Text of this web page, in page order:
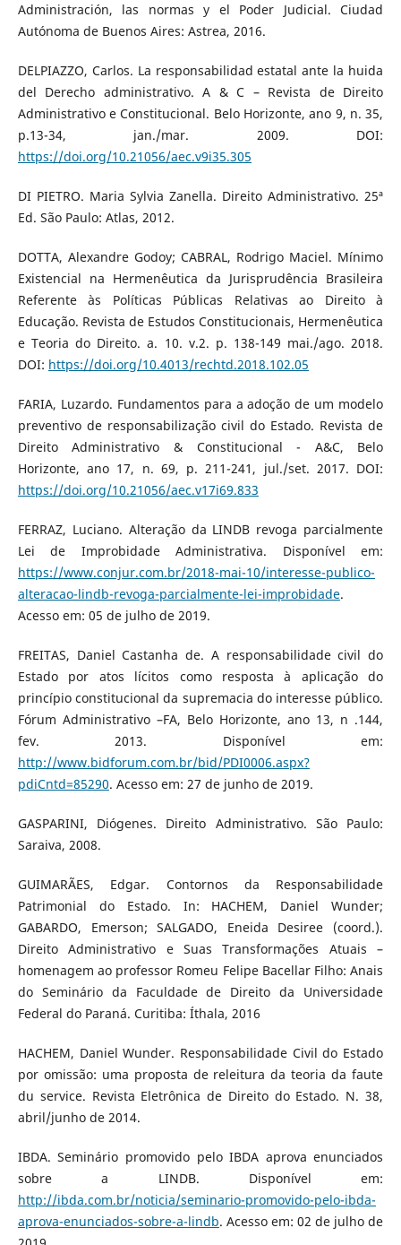
Administración, las normas y el Poder Judicial. Ciudad
Autónoma de Buenos Aires: Astrea, 2016.
DELPIAZZO, Carlos. La responsabilidad estatal ante la huida
del Derecho administrativo. A & C – Revista de Direito
Administrativo e Constitucional. Belo Horizonte, ano 9, n. 35,
p.13-34, jan./mar. 2009. DOI:
https://doi.org/10.21056/aec.v9i35.305
DI PIETRO. Maria Sylvia Zanella. Direito Administrativo. 25ª
Ed. São Paulo: Atlas, 2012.
DOTTA, Alexandre Godoy; CABRAL, Rodrigo Maciel. Mínimo
Existencial na Hermenêutica da Jurisprudência Brasileira
Referente às Políticas Públicas Relativas ao Direito à
Educação. Revista de Estudos Constitucionais, Hermenêutica
e Teoria do Direito. a. 10. v.2. p. 138-149 mai./ago. 2018.
DOI: https://doi.org/10.4013/rechtd.2018.102.05
FARIA, Luzardo. Fundamentos para a adoção de um modelo
preventivo de responsabilização civil do Estado. Revista de
Direito Administrativo & Constitucional - A&C, Belo
Horizonte, ano 17, n. 69, p. 211-241, jul./set. 2017. DOI:
https://doi.org/10.21056/aec.v17i69.833
FERRAZ, Luciano. Alteração da LINDB revoga parcialmente
Lei de Improbidade Administrativa. Disponível em:
https://www.conjur.com.br/2018-mai-10/interesse-publico-
alteracao-lindb-revoga-parcialmente-lei-improbidade.
Acesso em: 05 de julho de 2019.
FREITAS, Daniel Castanha de. A responsabilidade civil do
Estado por atos lícitos como resposta à aplicação do
princípio constitucional da supremacia do interesse público.
Fórum Administrativo –FA, Belo Horizonte, ano 13, n .144,
fev. 2013. Disponível em:
http://www.bidforum.com.br/bid/PDI0006.aspx?
pdiCntd=85290. Acesso em: 27 de junho de 2019.
GASPARINI, Diógenes. Direito Administrativo. São Paulo:
Saraiva, 2008.
GUIMARÃES, Edgar. Contornos da Responsabilidade
Patrimonial do Estado. In: HACHEM, Daniel Wunder;
GABARDO, Emerson; SALGADO, Eneida Desiree (coord.).
Direito Administrativo e Suas Transformações Atuais –
homenagem ao professor Romeu Felipe Bacellar Filho: Anais
do Seminário da Faculdade de Direito da Universidade
Federal do Paraná. Curitiba: Íthala, 2016
HACHEM, Daniel Wunder. Responsabilidade Civil do Estado
por omissão: uma proposta de releitura da teoria da faute
du service. Revista Eletrônica de Direito do Estado. N. 38,
abril/junho de 2014.
IBDA. Seminário promovido pelo IBDA aprova enunciados
sobre a LINDB. Disponível em:
http://ibda.com.br/noticia/seminario-promovido-pelo-ibda-
aprova-enunciados-sobre-a-lindb. Acesso em: 02 de julho de